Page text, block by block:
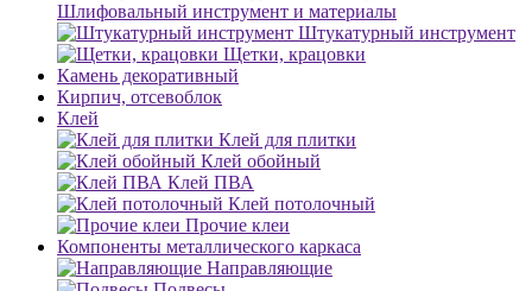
Шлифовальный инструмент и материалы
Штукатурный инструмент
Щетки, крацовки
Камень декоративный
Кирпич, отсевоблок
Клей
Клей для плитки
Клей обойный
Клей ПВА
Клей потолочный
Прочие клеи
Компоненты металлического каркаса
Направляющие